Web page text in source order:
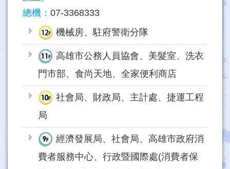
總機： 07-3368333
機械房、駐府警衛分隊
高雄市公務人員協會、美髮室、洗衣
門市部、食尚天地、全家便利商店
社會局、財政局、主計處、捷運工程
局
經濟發展局、社會局、高雄市政府消
費者服務中心、行政暨國際處(消費者保